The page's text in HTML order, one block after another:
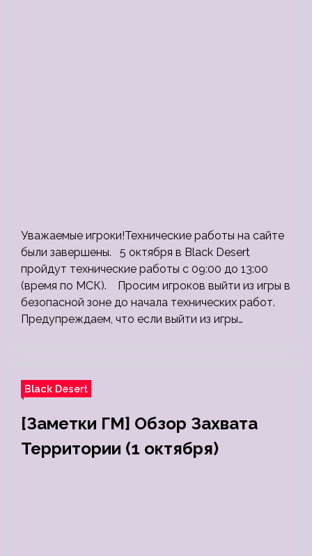
Уважаемые игроки!Технические работы на сайте
были завершены. 5 октября в Black Desert
пройдут технические работы с 09:00 до 13:00
(время по МСК). Просим игроков выйти из игры в
безопасной зоне до начала технических работ.
Предупреждаем, что если выйти из игры…
Black Desert
[Заметки ГМ] Обзор Захвата
Территории (1 октября)